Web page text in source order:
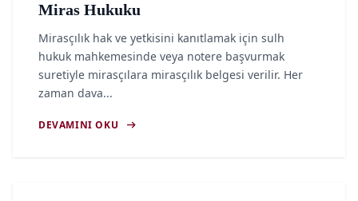
Miras Hukuku
Mirasçılık hak ve yetkisini kanıtlamak için sulh
hukuk mahkemesinde veya notere başvurmak
suretiyle mirasçılara mirasçılık belgesi verilir. Her
zaman dava...
DEVAMINI OKU arrow_right_alt